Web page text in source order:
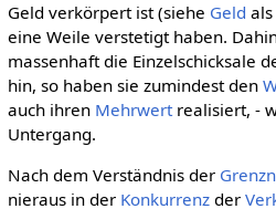
Geld verkörpert ist (siehe Geld als
eine Weile verstetigt haben.
massenhaft die Einzelschicksale
hin, so haben sie zumindest den
auch ihren Mehrwertrealisiert, -
Untergang.
Nach dem Verständnis der
nieraus in der Konkurrenzder